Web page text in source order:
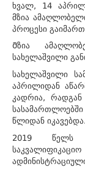
ხვალ, 14
მზია
პროცესი
Მზია
სახელაშვილი
სახელაშვილი
აპრილიდან
კადრია,
წლიდან იკავებდა.
2019 წელს